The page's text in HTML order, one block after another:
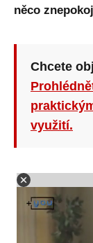
něco
Chcete
využití.